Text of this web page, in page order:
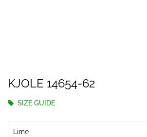
KJOLE 14654-62
SIZE GUIDE
Lime